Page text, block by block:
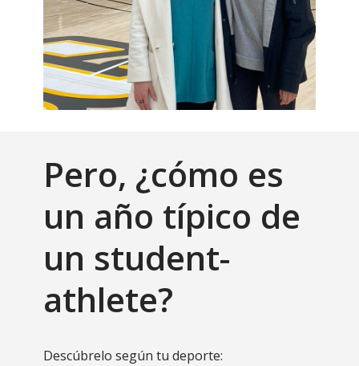
Pero, ¿cómo es
un año típico de
un student-
athlete?
Descúbrelo según tu deporte: